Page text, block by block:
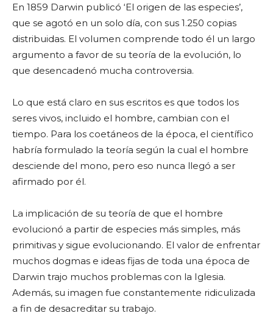
En 1859 Darwin publicó ‘El origen de las especies’,
que se agotó en un solo día, con sus 1.250 copias
distribuidas. El volumen comprende todo él un largo
argumento a favor de su teoría de la evolución, lo
que desencadenó mucha controversia.
Lo que está claro en sus escritos es que todos los
seres vivos, incluido el hombre, cambian con el
tiempo. Para los coetáneos de la época, el científico
habría formulado la teoría según la cual el hombre
desciende del mono, pero eso nunca llegó a ser
afirmado por él.
La implicación de su teoría de que el hombre
evolucionó a partir de especies más simples, más
primitivas y sigue evolucionando. El valor de enfrentar
muchos dogmas e ideas fijas de toda una época de
Darwin trajo muchos problemas con la Iglesia.
Además, su imagen fue constantemente ridiculizada
a fin de desacreditar su trabajo.